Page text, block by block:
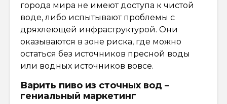
города мира не имеют доступа к чистой
воде, либо испытывают проблемы с
дряхлеющей инфраструктурой. Они
оказываются в зоне риска, где можно
остаться без источников пресной воды
или водных источников вовсе.
Варить пиво из сточных вод –
гениальный маркетинг